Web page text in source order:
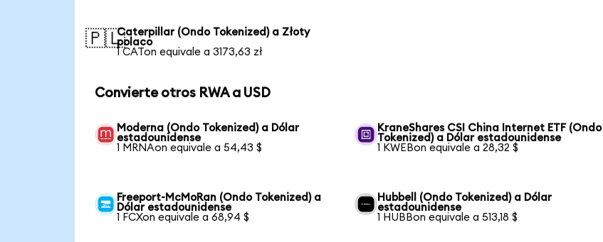
🇵🇱Caterpillar (Ondo Tokenized) a Złoty
polaco
1 CATon equivale a 3173,63 zł
Convierte otros RWA a USD
Moderna (Ondo Tokenized) a Dólar
estadounidense
1 MRNAon equivale a 54,43 $
KraneShares CSI China Internet ETF (Ondo
Tokenized) a Dólar estadounidense
1 KWEBon equivale a 28,32 $
Freeport-McMoRan (Ondo Tokenized) a
Dólar estadounidense
1 FCXon equivale a 68,94 $
Hubbell (Ondo Tokenized) a Dólar
estadounidense
1 HUBBon equivale a 513,18 $